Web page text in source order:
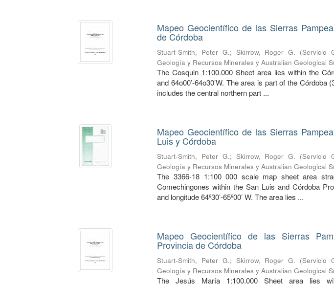
Mapeo Geocientífico de las Sierras
de Córdoba
Stuart-Smith, Peter G.; Skirrow, Roger G. (Servicio
Geología y Recursos Minerales y Australian Geological
The Cosquin 1:100.000 Sheet area lies within the
and 64o00’-64o30’W. The area is part of the
includes the central northern part ...
Mapeo Geocientífico de las Sierras
Luis y Córdoba
Stuart-Smith, Peter G.; Skirrow, Roger G. (Servicio
Geología y Recursos Minerales y Australian Geological
The 3366-18 1:100 000 scale map sheet area
Comechingones within the San Luis and Córdoba
and longitude 64º30’-65º00’ W. The area lies ...
Mapeo Geocientífico de las Sierras
Provincia de Córdoba
Stuart-Smith, Peter G.; Skirrow, Roger G. (Servicio
Geología y Recursos Minerales y Australian Geological
The Jesús María 1:100.000 Sheet area lies